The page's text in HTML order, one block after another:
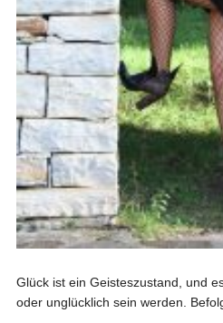
Glück ist ein Geisteszustand, und
oder unglücklich sein werden.